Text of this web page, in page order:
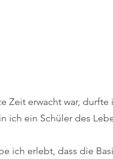
Zeit erwacht war,
ich ein Schüler des
ich erlebt, dass die